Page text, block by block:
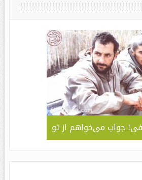
جلوه
سبک و
جواب می‌خواهم از تو